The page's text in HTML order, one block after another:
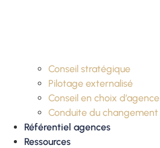
Conseil stratégique
Pilotage externalisé
Conseil en choix d’agence
Conduite du changement
Référentiel agences
Ressources